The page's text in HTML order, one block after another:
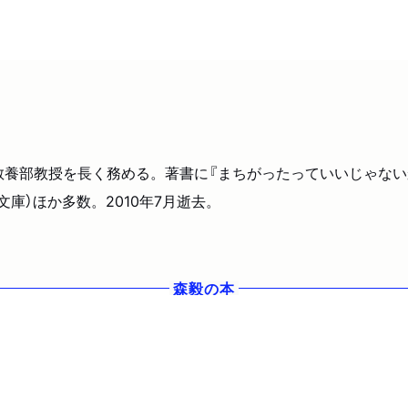
教授を長く務める。著書に『まちがったっていいじゃないか
）ほか多数。2010年7月逝去。
森毅の本